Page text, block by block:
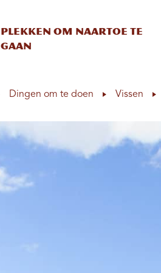
Plekken om naartoe te
gaan
Dingen om te doen Vissen